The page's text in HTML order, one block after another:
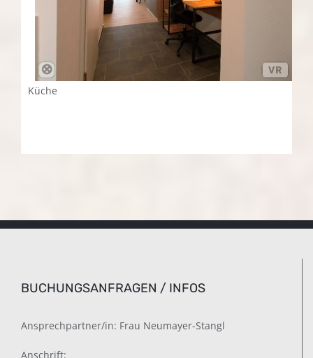
Küche
BUCHUNGSANFRAGEN / INFOS
Ansprechpartner/in: Frau Neumayer-Stangl
Anschrift: